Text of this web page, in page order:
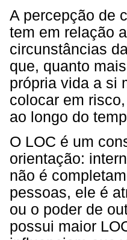
A percepção de
tem em relação
circunstâncias
que, quanto
própria vida a si
colocar em
ao longo do
O LOC é um
orientação:
não é
pessoas, ele é
ou o poder de
possui maior